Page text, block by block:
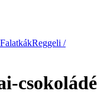
Reggeli /
csokoládé